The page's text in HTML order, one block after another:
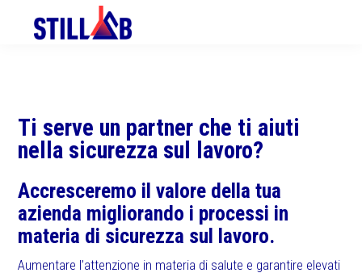
primary
Ti serve un partner che ti aiuti
nella sicurezza sul lavoro?
Accresceremo il valore della tua
azienda migliorando i processi in
materia di sicurezza sul lavoro.
Aumentare l’attenzione in materia di salute e garantire elevati